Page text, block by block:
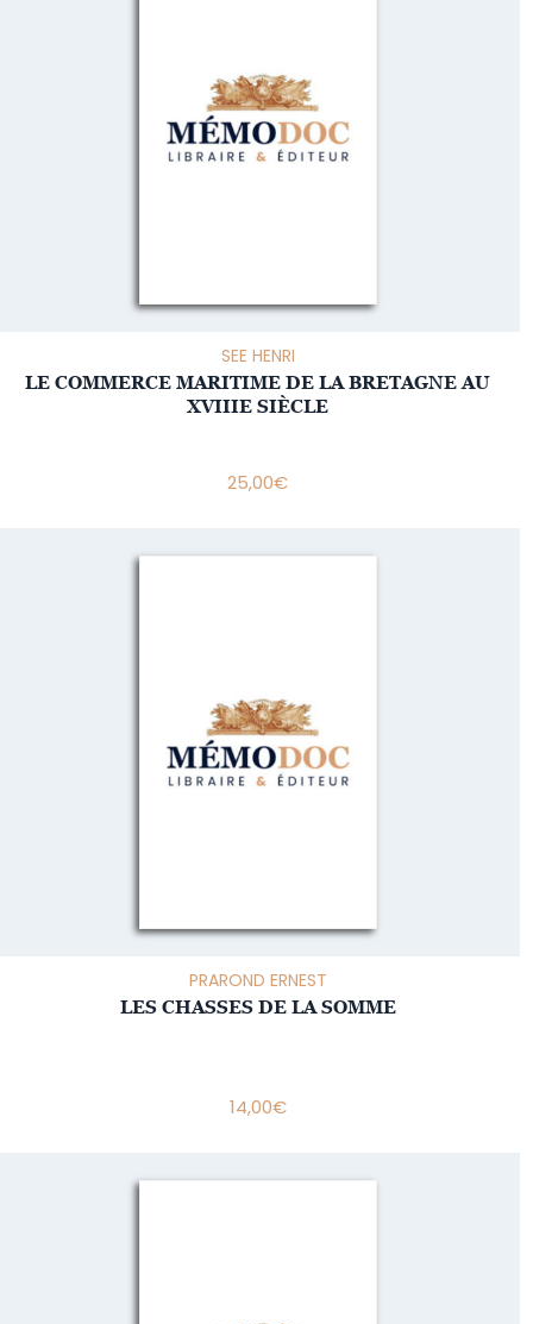
SEE HENRI
LE COMMERCE MARITIME DE LA BRETAGNE AU
XVIIIE SIÈCLE
25,00€
PRAROND ERNEST
LES CHASSES DE LA SOMME
14,00€